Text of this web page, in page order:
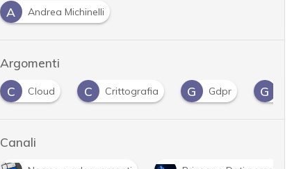
A
Andrea Michinelli
Argomenti
C Cloud C Crittografia G Gdpr G
Canali